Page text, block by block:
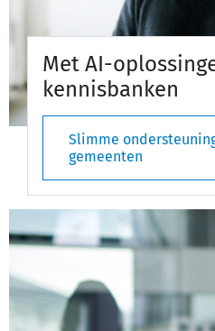
Met AI-
kennisbanken
Slimme
gemeenten